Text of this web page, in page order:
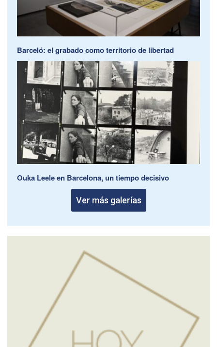
Barceló: el grabado como territorio de libertad
Ouka Leele en Barcelona, un tiempo decisivo
Ver más galerías